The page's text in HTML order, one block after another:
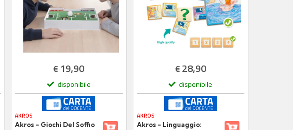
€ 19,90
disponibile
AKROS
Akros - Giochi Del Soffio
€28,90
disponibile
AKROS
Akros - Linguaggio: